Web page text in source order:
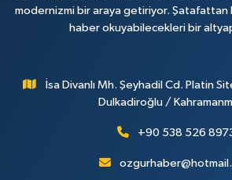
modernizmi bir araya getiriyor. Şatafattan
haber okuyabilecekleri bir
İsa Divanlı Mh. Şeyhadil Cd. Platin
Dulkadiroğlu /
+90 538 526